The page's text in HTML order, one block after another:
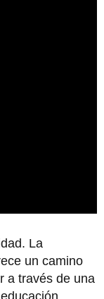
La
un camino
a través de una